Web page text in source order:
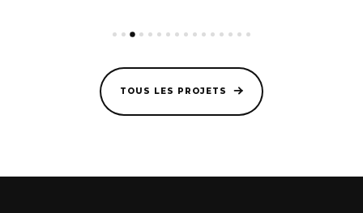
TOUS LES PROJETS